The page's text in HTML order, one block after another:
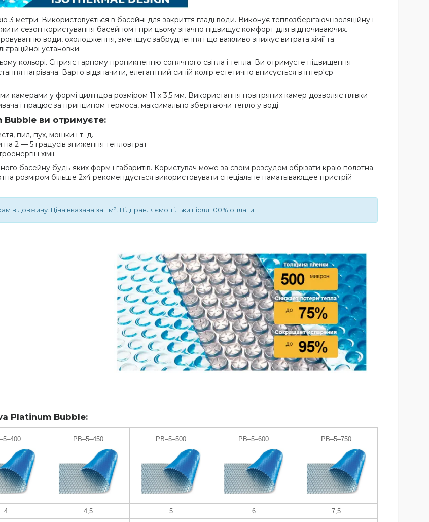
метри. Використовується в басейні для закриття гладі води. Виконує теплозберігаючі ізоляційну і
сезон користування басейном і при цьому значно підвищує комфорт для відпочиваючих.
води, охолодження, зменшує забруднення і що важливо знижує витрата хімії та
установки.
кольорі. Сприяє гарному проникненню сонячного світла і тепла. Ви отримуєте підвищення
нагрівача. Варто відзначити, елегантний синій колір естетично вписується в інтер'єр
камерами у формі циліндра розміром 11 х 3,5 мм. Використання повітряних камер дозволяє плівки
і працює за принципом термоса, максимально зберігаючи тепло у воді.
Bubble ви отримуєте:
пил, пух, мошки і т. д.
на 2 — 5 градусів зниження тепловтрат
і хімії.
басейну будь-яких форм і габаритів. Користувач може за своїм розсудом обрізати краю полотна
розміром більше 2х4 рекомендується використовувати спеціальне наматывающее пристрій
в довжину. Ціна вказана за 1 м². Відправляємо тільки після 100% оплати.
Platinum Bubble:
PB–5–450 PB–5–500 PB–5–600 PB–5–750
4 4,5 5 6
7,5